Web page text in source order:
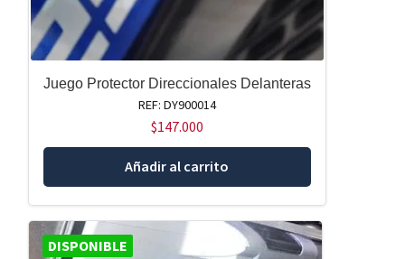
Juego Protector Direccionales Delanteras
REF: DY900014
$147.000
Añadir al carrito
DISPONIBLE